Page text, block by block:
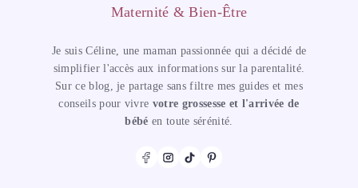
Maternité & Bien-Être
Je suis Céline, une maman passionnée qui a décidé de
simplifier l'accès aux informations sur la parentalité.
Sur ce blog, je partage sans filtre mes guides et mes
conseils pour vivre votre grossesse et l'arrivée de
bébé en toute sérénité.